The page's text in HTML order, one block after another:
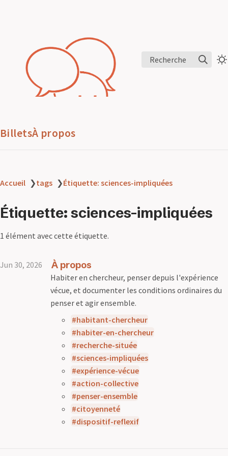
Recherche
BilletsÀ propos
Accueil ❯tags ❯Étiquette: sciences-impliquées
Étiquette: sciences-impliquées
1 élément avec cette étiquette.
Jun 30, 2026 À propos
Habiter en chercheur, penser depuis l'expérience
vécue, et documenter les conditions ordinaires du
penser et agir ensemble.
habitant-chercheur
habiter-en-chercheur
recherche-située
sciences-impliquées
expérience-vécue
action-collective
penser-ensemble
citoyenneté
dispositif-reflexif